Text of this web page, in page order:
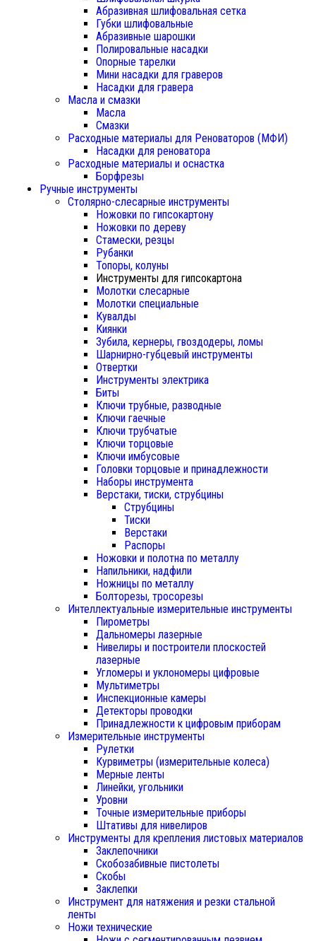
Абразивная шлифовальная сетка
Губки шлифовальные
Абразивные шарошки
Полировальные насадки
Опорные тарелки
Мини насадки для граверов
Насадки для гравера
Масла и смазки
Масла
Смазки
Расходные материалы для Реноваторов (МФИ)
Насадки для реноватора
Расходные материалы и оснастка
Борфрезы
Ручные инструменты
Столярно-слесарные инструменты
Ножовки по гипсокартону
Ножовки по дереву
Стамески, резцы
Рубанки
Топоры, колуны
Инструменты для гипсокартона
Молотки слесарные
Молотки специальные
Кувалды
Киянки
Зубила, кернеры, гвоздодеры, ломы
Шарнирно-губцевый инструменты
Отвертки
Инструменты электрика
Биты
Ключи трубные, разводные
Ключи гаечные
Ключи трубчатые
Ключи торцовые
Ключи имбусовые
Головки торцовые и принадлежности
Наборы инструмента
Верстаки, тиски, струбцины
Струбцины
Тиски
Верстаки
Распоры
Ножовки и полотна по металлу
Напильники, надфили
Ножницы по металлу
Болторезы, тросорезы
Интеллектуальные измерительные инструменты
Пирометры
Дальномеры лазерные
Нивелиры и построители плоскостей
лазерные
Угломеры и уклономеры цифровые
Мультиметры
Инспекционные камеры
Детекторы проводки
Принадлежности к цифровым приборам
Измерительные инструменты
Рулетки
Курвиметры (измерительные колеса)
Мерные ленты
Линейки, угольники
Уровни
Точные измерительные приборы
Штативы для нивелиров
Инструменты для крепления листовых материалов
Заклепочники
Скобозабивные пистолеты
Скобы
Заклепки
Инструмент для натяжения и резки стальной
ленты
Ножи технические